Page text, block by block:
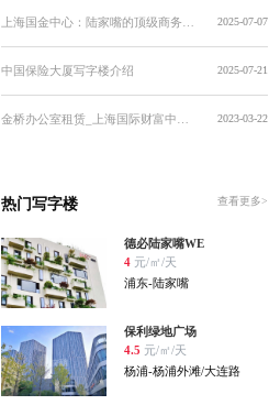
2025-07-07
中国保险大厦写字楼介绍 2025-07-21
2023-03-22
热门写字楼 查看更多>
德必陆家嘴WE
4 元/㎡/天
浦东-陆家嘴
保利绿地广场
4.5 元/㎡/天
杨浦-杨浦外滩/大连路